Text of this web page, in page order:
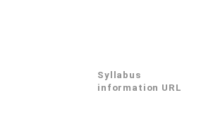
Syllabus
information URL